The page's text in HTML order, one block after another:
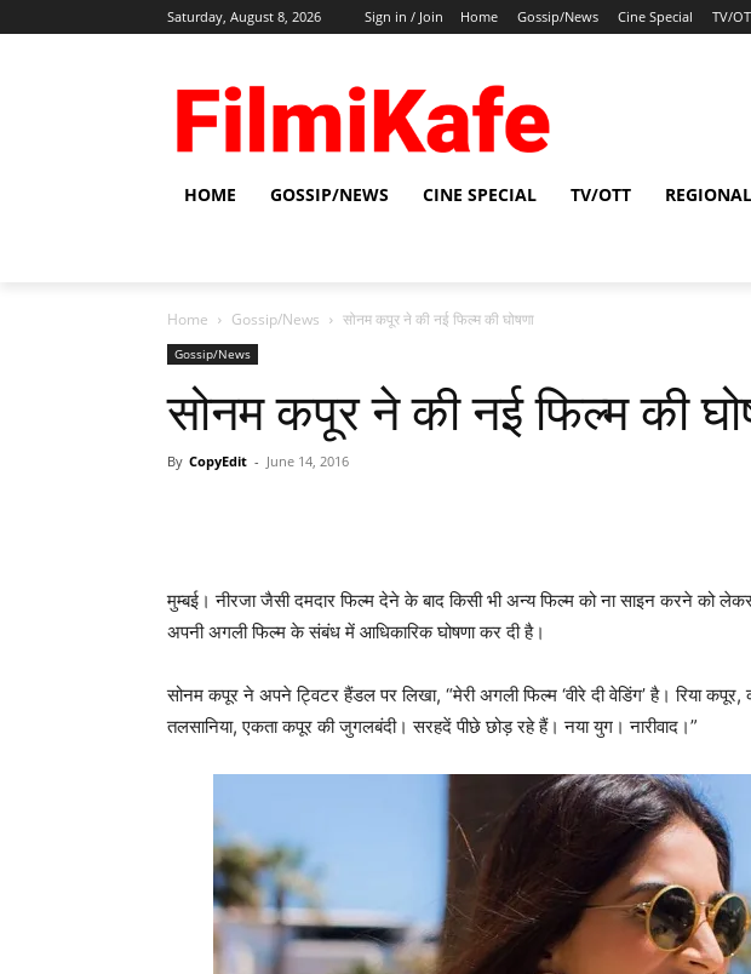
Saturday, August 8, 2026 Sign in / Join Home Gossip/News Cine Special TV/
HOME GOSSIP/NEWS CINE SPECIAL TV/OTT
Home Gossip/News सोनम कपूर ने की नई फिल्‍म की घोषणा
Gossip/News
सोनम कपूर ने की नई फिल्‍म की
By CopyEdit - June 14, 2016
मुम्‍बई। नीरजा जैसी दमदार फिल्‍म देने के बाद किसी भी अन्‍य फिल्‍म को ना साइन करने को
अपनी अगली फिल्‍म के संबंध में आधिकारिक घोषणा कर दी है।
सोनम कपूर ने अपने ट्विटर हैंडल पर लिखा, “मेरी अगली फिल्म ‘वीरे दी वेडिंग’ है। रिया कपूर,
तलसानिया, एकता कपूर की जुगलबंदी। सरहदें पीछे छोड़ रहे हैं। नया युग। नारीवाद।”